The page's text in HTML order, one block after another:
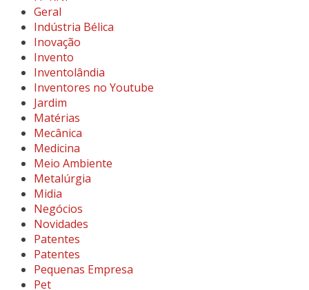
Geral
Indústria Bélica
Inovação
Invento
Inventolândia
Inventores no Youtube
Jardim
Matérias
Mecânica
Medicina
Meio Ambiente
Metalúrgia
Midia
Negócios
Novidades
Patentes
Patentes
Pequenas Empresa
Pet